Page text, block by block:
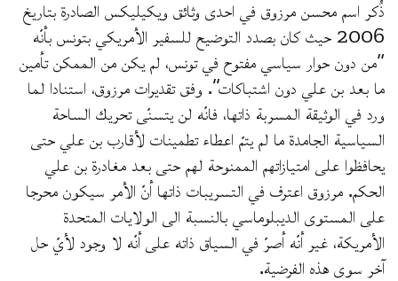
ذُكر اسم محسن مرزوق في احدى وثائق ويكيليكس الصادرة بتاريخ
2006 حيث كان بصدد التوضيح للسفير الأمريكي بتونس بأنّه
“من دون حوار سياسي مفتوح في تونس، لم يكن من الممكن تأمين
ما بعد بن علي دون اشتباكات”. وفق تقديرات مرزوق، استنادا لما
ورد في الوثيقة المسربة ذاتها، فانّه لن يتسنّى تحريك الساحة
السياسية الجامدة ما لم يتمّ اعطاء تطمينات لأقارب بن علي حتى
يحافظوا على امتيازاتهم الممنوحة لهم حتى بعد مغادرة بن علي
الحكم. مرزوق اعترف في التسريبات ذاتها أنّ الأمر سيكون محرجا
على المستوى الديبلوماسي بالنسبة الى الولايات المتحدة
الأمريكة، غير أنّه أصرّ في السياق ذاته على أنّه لا وجود لأيّ حل
آخر سوى هذه الفرضية.